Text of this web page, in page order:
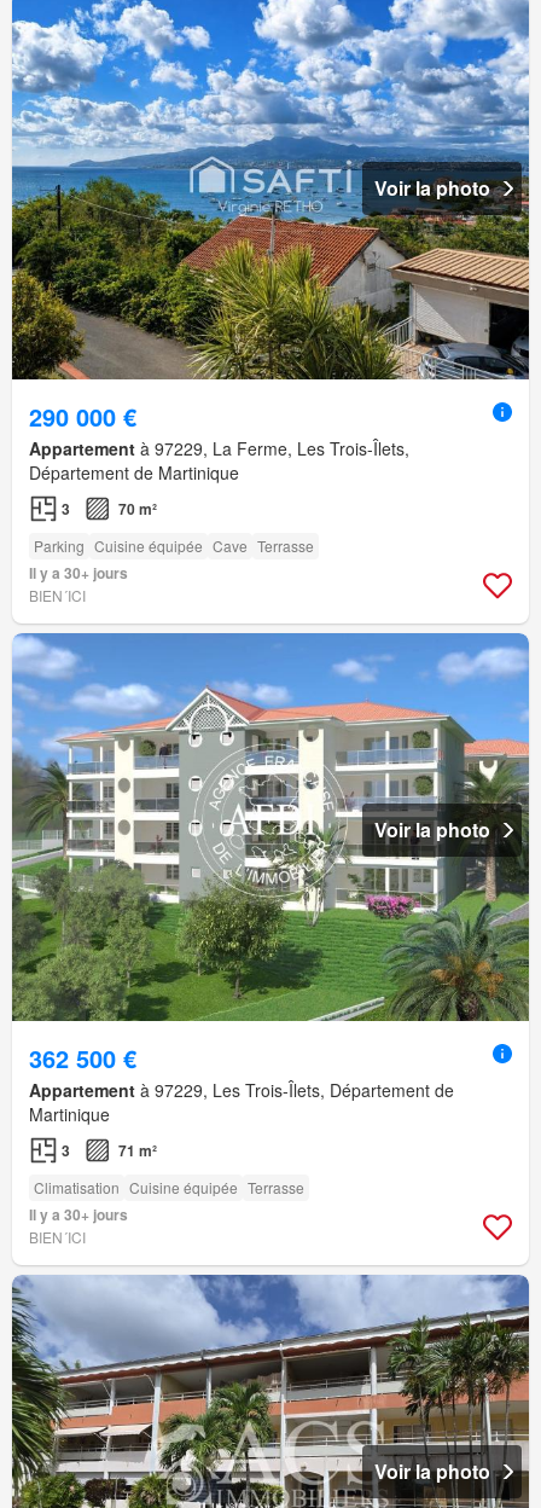
Voir la photo
290 000 €
Appartement à 97229, La Ferme, Les Trois-Îlets,
Département de Martinique
3 70 m²
Parking Cuisine équipée Cave Terrasse
Il y a 30+ jours
BIEN´ICI
Voir la photo
362 500 €
Appartement à 97229, Les Trois-Îlets, Département de
Martinique
3 71 m²
Climatisation Cuisine équipée Terrasse
Il y a 30+ jours
BIEN´ICI
Voir la photo